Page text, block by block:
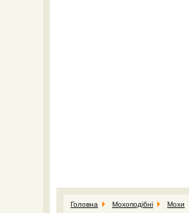
Головна Мохоподібні Мохи